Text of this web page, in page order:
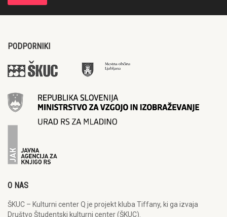
PODPORNIKI
O NAS
ŠKUC – Kulturni center Q je projekt kluba Tiffany, ki ga izvaja
Društvo Študentski kulturni center (ŠKUC).